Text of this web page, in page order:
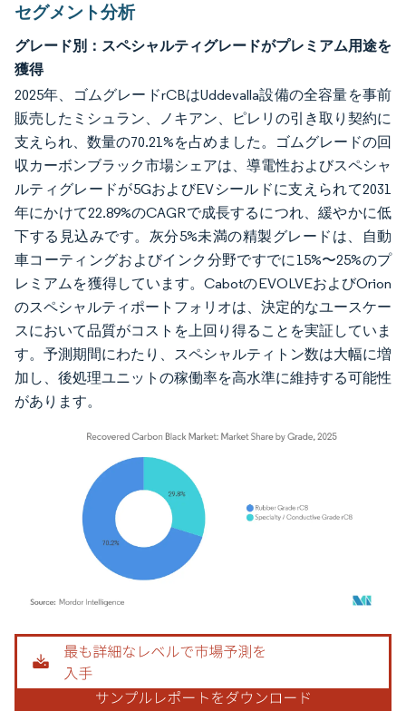
セグメント分析
グレード別：スペシャルティグレードがプレミアム用途を
獲得
2025年、ゴムグレードrCBはUddevalla設備の全容量を事前
販売したミシュラン、ノキアン、ピレリの引き取り契約に
支えられ、数量の70.21%を占めました。ゴムグレードの回
収カーボンブラック市場シェアは、導電性およびスペシャ
ルティグレードが5GおよびEVシールドに支えられて2031
年にかけて22.89%のCAGRで成長するにつれ、緩やかに低
下する見込みです。灰分5%未満の精製グレードは、自動
車コーティングおよびインク分野ですでに15%〜25%のプ
レミアムを獲得しています。CabotのEVOLVEおよびOrion
のスペシャルティポートフォリオは、決定的なユースケー
スにおいて品質がコストを上回り得ることを実証していま
す。予測期間にわたり、スペシャルティトン数は大幅に増
加し、後処理ユニットの稼働率を高水準に維持する可能性
があります。
画像 © Mordor Intelligence。再利用にはCC BY 4.0の表示が必要です。